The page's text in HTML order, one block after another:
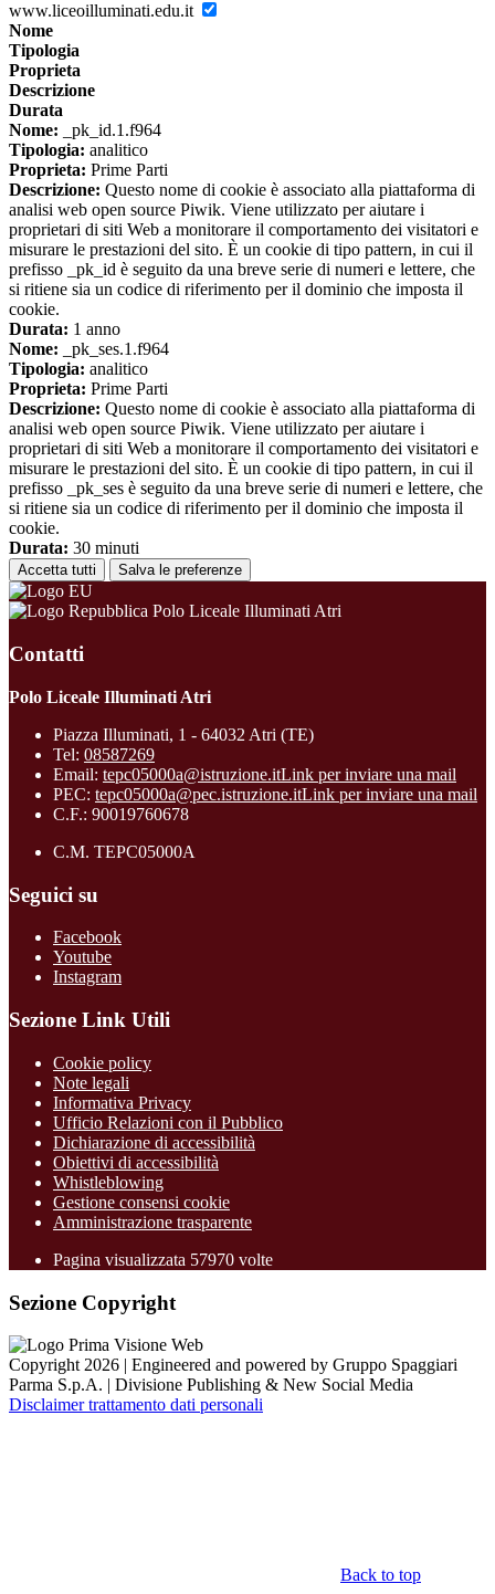
www.liceoilluminati.edu.it
Nome
Tipologia
Proprieta
Descrizione
Durata
Nome: _pk_id.1.f964
Tipologia: analitico
Proprieta: Prime Parti
Descrizione: Questo nome di cookie è associato alla piattaforma di
analisi web open source Piwik. Viene utilizzato per aiutare i
proprietari di siti Web a monitorare il comportamento dei visitatori e
misurare le prestazioni del sito. È un cookie di tipo pattern, in cui il
prefisso _pk_id è seguito da una breve serie di numeri e lettere, che
si ritiene sia un codice di riferimento per il dominio che imposta il
cookie.
Durata: 1 anno
Nome: _pk_ses.1.f964
Tipologia: analitico
Proprieta: Prime Parti
Descrizione: Questo nome di cookie è associato alla piattaforma di
analisi web open source Piwik. Viene utilizzato per aiutare i
proprietari di siti Web a monitorare il comportamento dei visitatori e
misurare le prestazioni del sito. È un cookie di tipo pattern, in cui il
prefisso _pk_ses è seguito da una breve serie di numeri e lettere, che
si ritiene sia un codice di riferimento per il dominio che imposta il
cookie.
Durata: 30 minuti
Accetta tutti Salva le preferenze
Polo Liceale Illuminati Atri
Contatti
Polo Liceale Illuminati Atri
Piazza Illuminati, 1 - 64032 Atri (TE)
Tel: 08587269
Email: tepc05000a@istruzione.itLink per inviare una mail
PEC: tepc05000a@pec.istruzione.itLink per inviare una mail
C.F.: 90019760678
C.M. TEPC05000A
Seguici su
Facebook
Youtube
Instagram
Sezione Link Utili
Cookie policy
Note legali
Informativa Privacy
Ufficio Relazioni con il Pubblico
Dichiarazione di accessibilità
Obiettivi di accessibilità
Whistleblowing
Gestione consensi cookie
Amministrazione trasparente
Pagina visualizzata 57970 volte
Sezione Copyright
Copyright 2026 | Engineered and powered by Gruppo Spaggiari
Parma S.p.A. | Divisione Publishing & New Social Media
Disclaimer trattamento dati personali
Back to top